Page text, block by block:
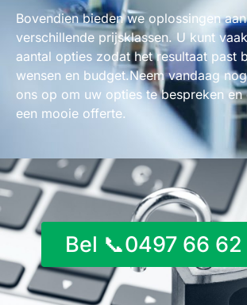
Bovendien bieden we oplossingen
verschillende prijsklassen. U kunt
aantal opties zodat het resultaat past
wensen en budget.Neem vandaag
ons op om uw opties te bespreken en
een mooie offerte.
Bel 📞0497 66 62